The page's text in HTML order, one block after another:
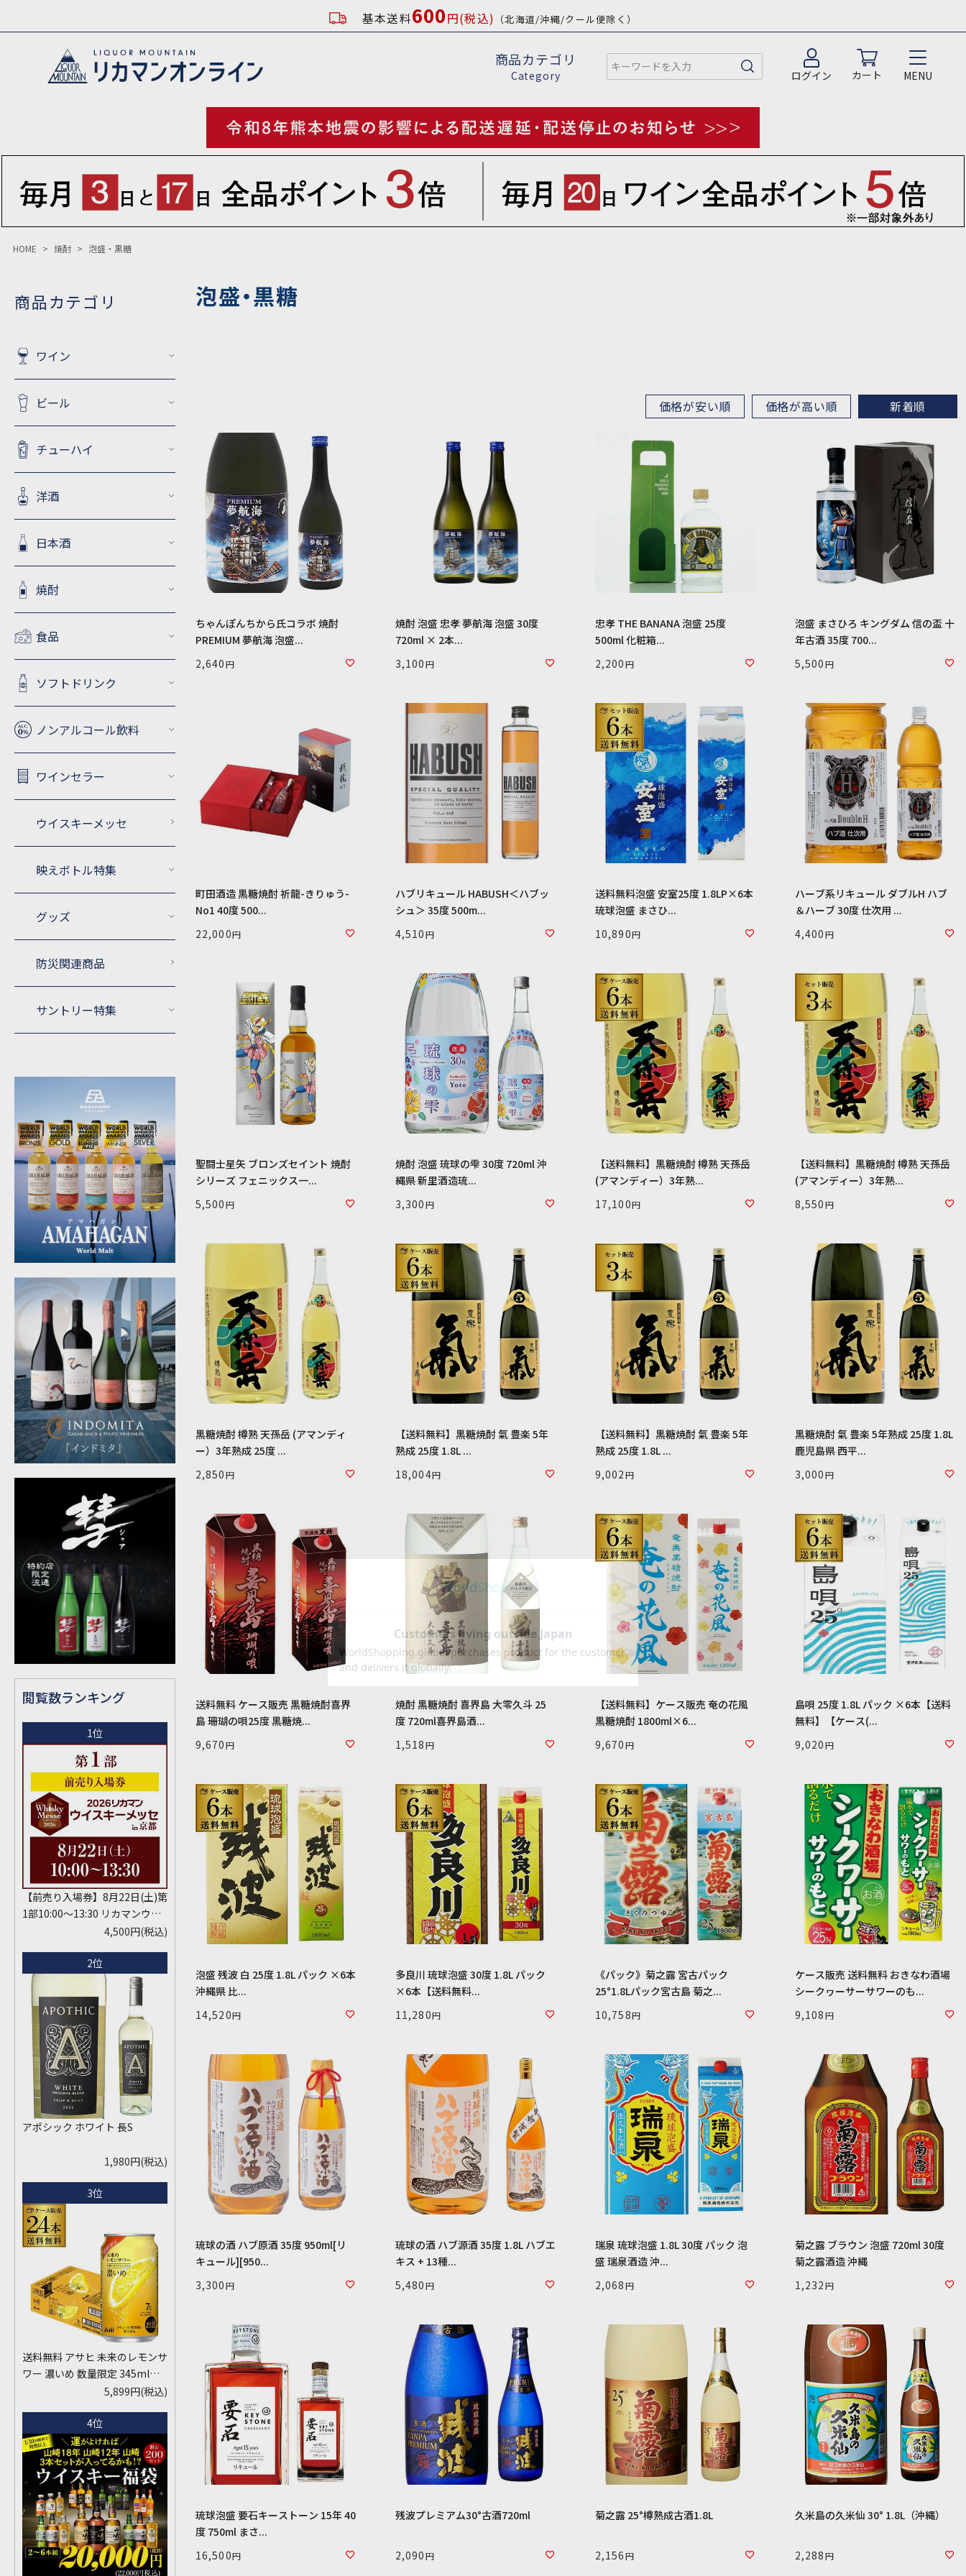
基本送料600円(税込) （北海道/沖縄/クール便除く）
商品カテゴリ
Category ログイン カート MENU
HOME 焼酎 泡盛・黒糖
商品カテゴリ
ワイン
ビール
チューハイ
洋酒
日本酒
焼酎
食品
ソフトドリンク
ノンアルコール飲料
ワインセラー
ウイスキーメッセ
映えボトル特集
グッズ
防災関連商品
サントリー特集
閲覧数ランキング
1位
【前売り入場券】8月22日(土)第
1部10:00～13:30 リカマンウイ
スキーメッセ in京都 2026 1枚
中旬】にメールにて配信予定
※代引き決済不可
4,500円(税込)
2位
アポシック ホワイト 長S
1,980円(税込)
3位
送料無料 アサヒ 未来のレモンサ
ワー 濃いめ 数量限定 345ml缶
×24本 1ケース レモンサワー チ
5,899円(税込)
4位
泡盛・黒糖
価格が安い順 価格が高い順 新着順
ちゃんぽんちから氏コラボ 焼酎
PREMIUM 夢航海 泡盛...
2,640
焼酎 泡盛 忠孝 夢航海 泡盛 30度
720ml × 2本...
3,100
忠孝 THE BANANA 泡盛 25度
500ml 化粧箱...
2,200
泡盛 まさひろ キングダム 信の盃 十
年古酒 35度 700...
5,500
町田酒造 黒糖焼酎 祈龍-きりゅう-
No1 40度 500...
22,000
ハブリキュール HABUSH＜ハブッ
シュ＞ 35度 500m...
4,510
送料無料泡盛 安室25度 1.8LP×6本
琉球泡盛 まさひ...
10,890
ハーブ系リキュール ダブルH ハブ
＆ハーブ 30度 仕次用 ...
4,400
聖闘士星矢 ブロンズセイント 焼酎
シリーズ フェニックス一...
5,500
焼酎 泡盛 琉球の雫 30度 720ml 沖
縄県 新里酒造琉...
3,300
【送料無料】黒糖焼酎 樽熟 天孫岳
(アマンディー）3年熟...
17,100
【送料無料】黒糖焼酎 樽熟 天孫岳
(アマンディー）3年熟...
8,550
黒糖焼酎 樽熟 天孫岳 (アマンディ
ー）3年熟成 25度 ...
2,850
【送料無料】黒糖焼酎 氣 豊楽 5年
熟成 25度 1.8L ...
18,004
【送料無料】黒糖焼酎 氣 豊楽 5年
熟成 25度 1.8L ...
9,002
黒糖焼酎 氣 豊楽 5年熟成 25度 1.8L
鹿児島県 西平...
3,000
送料無料 ケース販売 黒糖焼酎喜界
島 珊瑚の唄25度 黒糖焼...
9,670
焼酎 黒糖焼酎 喜界島 大零久斗 25
度 720ml喜界島酒...
1,518
【送料無料】ケース販売 奄の花風
黒糖焼酎 1800ml×6...
9,670
島唄 25度 1.8L パック ×6本【送料
無料】【ケース(...
9,020
泡盛 残波 白 25度 1.8L パック ×6本
沖縄県 比...
14,520
多良川 琉球泡盛 30度 1.8L パック
×6本【送料無料...
11,280
《パック》菊之露 宮古パック
25°1.8Lパック宮古島 菊之...
10,758
ケース販売 送料無料 おきなわ酒場
シークヮーサーサワーのも...
9,108
琉球の酒 ハブ原酒 35度 950ml[リ
キュール][950...
3,300
琉球の酒 ハブ源酒 35度 1.8L ハブエ
キス + 13種...
5,480
瑞泉 琉球泡盛 1.8L 30度 パック 泡
盛 瑞泉酒造 沖...
2,068
菊之露 ブラウン 泡盛 720ml 30度
菊之露酒造 沖縄
1,232
琉球泡盛 要石キーストーン 15年 40
度 750ml まさ...
16,500
残波プレミアム30°古酒720ml
2,090
菊之露 25°樽熟成古酒1.8L
2,156
久米島の久米仙 30° 1.8L（沖縄）
2,288